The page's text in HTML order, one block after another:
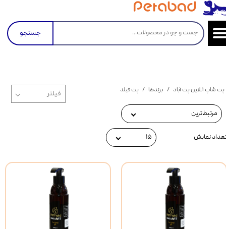
جستجو
پت شاپ آنلاین پت آباد برندها پت فیلد
مرتبط‌ترین
نمایش ۱۵